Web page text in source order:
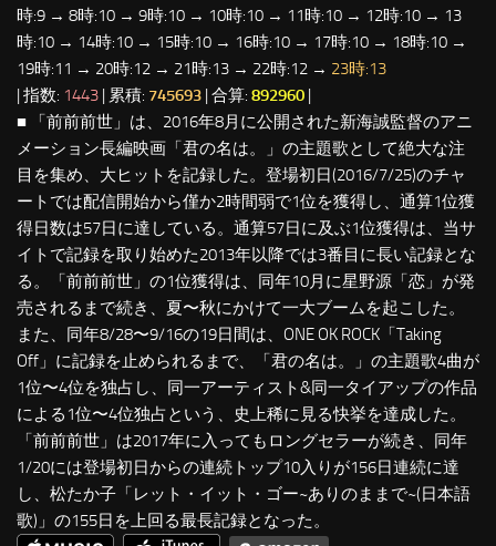
時:9 → 8時:10 → 9時:10 → 10時:10 → 11時:10 → 12時:10 → 13
時:10 → 14時:10 → 15時:10 → 16時:10 → 17時:10 → 18時:10 →
19時:11 → 20時:12 → 21時:13 → 22時:12 → 23時:13
| 指数: 1443 | 累積: 745693 | 合算: 892960 |
■ 「前前前世」は、2016年8月に公開された新海誠監督のアニ
メーション長編映画「君の名は。」の主題歌として絶大な注
目を集め、大ヒットを記録した。登場初日(2016/7/25)のチャ
ートでは配信開始から僅か2時間弱で1位を獲得し、通算1位獲
得日数は57日に達している。通算57日に及ぶ1位獲得は、当サ
イトで記録を取り始めた2013年以降では3番目に長い記録とな
る。「前前前世」の1位獲得は、同年10月に星野源「恋」が発
売されるまで続き、夏〜秋にかけて一大ブームを起こした。
また、同年8/28〜9/16の19日間は、ONE OK ROCK「Taking
Off」に記録を止められるまで、「君の名は。」の主題歌4曲が
1位〜4位を独占し、同一アーティスト&同一タイアップの作品
による1位〜4位独占という、史上稀に見る快挙を達成した。
「前前前世」は2017年に入ってもロングセラーが続き、同年
1/20には登場初日からの連続トップ10入りが156日連続に達
し、松たか子「レット・イット・ゴー~ありのままで~(日本語
歌)」の155日を上回る最長記録となった。